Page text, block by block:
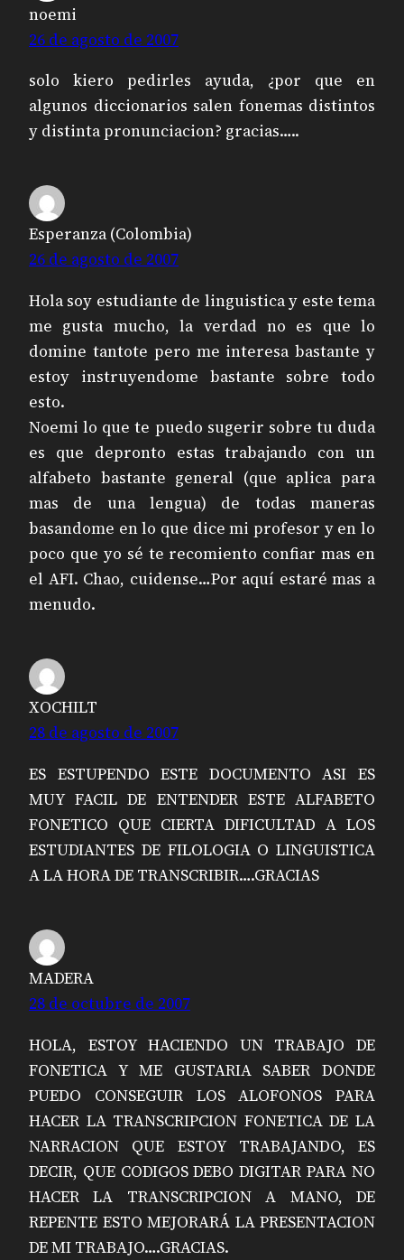
noemi
26 de agosto de 2007
solo kiero pedirles ayuda, ¿por que en
algunos diccionarios salen fonemas distintos
y distinta pronunciacion? gracias…..
Esperanza (Colombia)
26 de agosto de 2007
Hola soy estudiante de linguistica y este tema
me gusta mucho, la verdad no es que lo
domine tantote pero me interesa bastante y
estoy instruyendome bastante sobre todo
esto.
Noemi lo que te puedo sugerir sobre tu duda
es que depronto estas trabajando con un
alfabeto bastante general (que aplica para
mas de una lengua) de todas maneras
basandome en lo que dice mi profesor y en lo
poco que yo sé te recomiento confiar mas en
el AFI. Chao, cuidense…Por aquí estaré mas a
menudo.
XOCHILT
28 de agosto de 2007
ES ESTUPENDO ESTE DOCUMENTO ASI ES
MUY FACIL DE ENTENDER ESTE ALFABETO
FONETICO QUE CIERTA DIFICULTAD A LOS
ESTUDIANTES DE FILOLOGIA O LINGUISTICA
A LA HORA DE TRANSCRIBIR….GRACIAS
MADERA
28 de octubre de 2007
HOLA, ESTOY HACIENDO UN TRABAJO DE
FONETICA Y ME GUSTARIA SABER DONDE
PUEDO CONSEGUIR LOS ALOFONOS PARA
HACER LA TRANSCRIPCION FONETICA DE LA
NARRACION QUE ESTOY TRABAJANDO, ES
DECIR, QUE CODIGOS DEBO DIGITAR PARA NO
HACER LA TRANSCRIPCION A MANO, DE
REPENTE ESTO MEJORARÁ LA PRESENTACION
DE MI TRABAJO….GRACIAS.